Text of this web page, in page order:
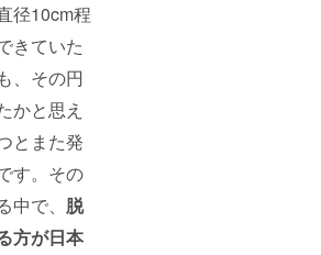
径10cm程
きていた
、その円
かと思え
とまた発
す。その
で、 脱
方が日本